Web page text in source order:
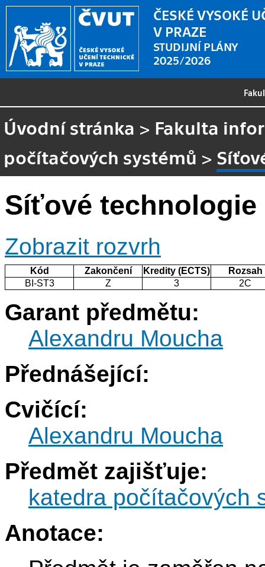
ČESKÉ VYSOKÉ
V PRAZE
STUDIJNÍ PLÁNY
2025/2026
Úvodní stránka > Fakulta
počítačových systémů >
Síťové technologie
Zobrazit rozvrh
Kód Zakončení Kredity (ECTS)
Rozsah
BI-ST3
Z 3 2C
Garant předmětu:
Alexandru Moucha
Přednášející:
Cvičící:
Alexandru Moucha
Předmět zajišťuje:
katedra počítačových
Anotace: